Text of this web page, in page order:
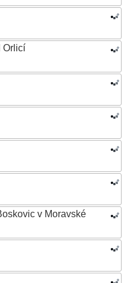
Orlicí
v Moravské